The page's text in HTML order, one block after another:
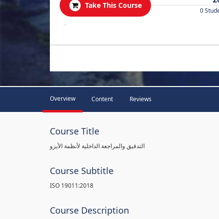
Take This Course
0
.
Overview Content Reviews
Course Title
التدقيق والمراجعة الداخلية لأنظمة الأيزو
Course Subtitle
ISO 19011:2018
Course Description